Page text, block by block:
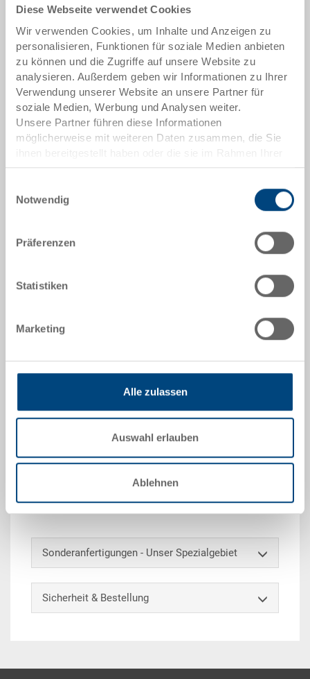
Diese Webseite verwendet Cookies
Wir verwenden Cookies, um Inhalte und Anzeigen zu
personalisieren, Funktionen für soziale Medien anbieten
zu können und die Zugriffe auf unsere Website zu
analysieren. Außerdem geben wir Informationen zu Ihrer
Verwendung unserer Website an unsere Partner für
soziale Medien, Werbung und Analysen weiter.
Unsere Partner führen diese Informationen
möglicherweise mit weiteren Daten zusammen, die Sie
Nutzung der Dienste gesammelt haben.
Notwendig
Präferenzen
Statistiken
Marketing
Alle zulassen
Auswahl erlauben
Ablehnen
Mengenstaffel Preis
ab 50 Stück CHF 44.65
ab 100 Stück CHF 40.85
ab 250 Stück CHF 35.40
Mengenstaffeln entsprechen Verpackungseinheiten.
Angebot anfordern
Technische Daten
Stülpdeckel, PS/PE 4 mm, schwarz, aussen
Klappboxen / Klapprahmen
Sonderanfertigungen - Unser Spezialgebiet
Sicherheit & Bestellung